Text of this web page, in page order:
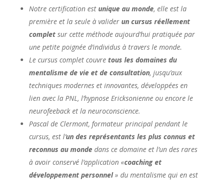
Notre certification est unique au monde, elle est la
première et la seule à valider un cursus réellement
complet sur cette méthode aujourd’hui pratiquée par
une petite poignée d’individus à travers le monde.
Le cursus complet couvre tous les domaines du
mentalisme de vie et de consultation, jusqu’aux
techniques modernes et innovantes, développées en
lien avec la PNL, l’hypnose Ericksonienne ou encore le
neurofeeback et la neuroconscience.
Pascal de Clermont, formateur principal pendant le
cursus, est l’un des représentants les plus connus et
reconnus au monde dans ce domaine et l’un des rares
à avoir conservé l’application «coaching et
développement personnel» du mentalisme qui en est